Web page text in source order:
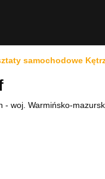
samochodowe
- woj. Warmińsko-